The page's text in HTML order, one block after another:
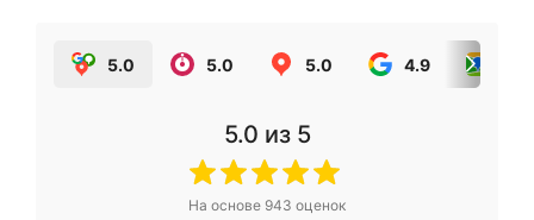
5.0 5.0 5.0 4.9
5.0 из 5
На основе 943 оценок